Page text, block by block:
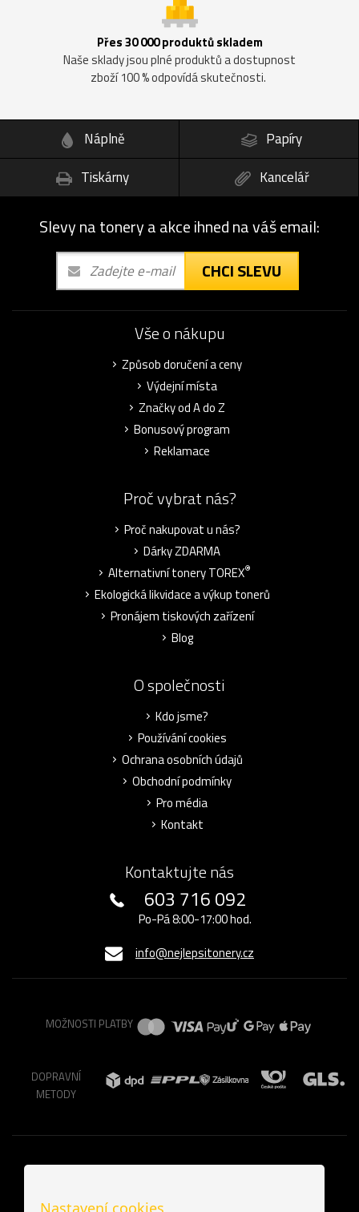
Přes 30 000 produktů skladem
Naše sklady jsou plné produktů a dostupnost
zboží 100 % odpovídá skutečnosti.
Náplně
Papíry
Tiskárny
Kancelář
Slevy na tonery a akce ihned na váš email:
CHCI SLEVU
Vše o nákupu
Způsob doručení a ceny
Výdejní místa
Značky od A do Z
Bonusový program
Reklamace
Proč vybrat nás?
Proč nakupovat u nás?
Dárky ZDARMA
Alternativní tonery TOREX®
Ekologická likvidace a výkup tonerů
Pronájem tiskových zařízení
Blog
O společnosti
Kdo jsme?
Používání cookies
Ochrana osobních údajů
Obchodní podmínky
Pro média
Kontakt
Kontaktujte nás
603 716 092
Po-Pá 8:00-17:00 hod.
info@nejlepsitonery.cz
MOŽNOSTI PLATBY
DOPRAVNÍ
METODY
Nastavení cookies